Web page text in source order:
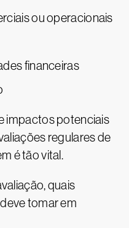
ou operacionais
financeiras
impactos potenciais
regulares de
é tão vital.
quais
tomar em